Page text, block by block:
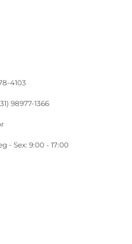
4103
98977-1366
- Sex: 9:00 - 17:00